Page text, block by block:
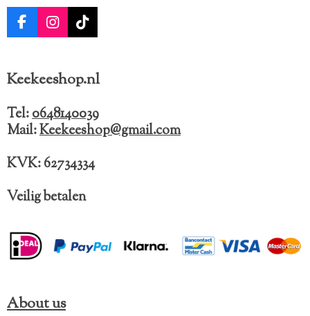
F
a
b
o
k
I
n
a
r
a
m
T
i
o
Keekeeshop.nl
Tel:0648140039
Mail:Keekeeshop@gmail.com
KVK: 62734334
Veilig betalen
About us